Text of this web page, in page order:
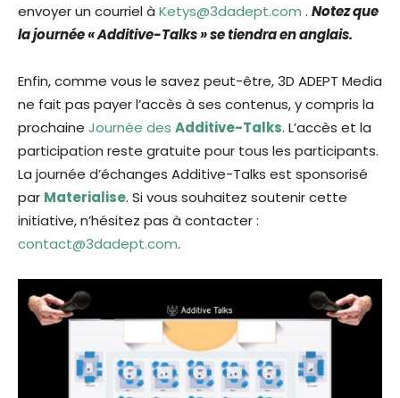
envoyer un courriel à Ketys@3dadept.com . Notez que
la journée « Additive-Talks » se tiendra en anglais.
Enfin, comme vous le savez peut-être, 3D ADEPT Media
ne fait pas payer l’accès à ses contenus, y compris la
prochaine Journée des Additive-Talks. L’accès et la
participation reste gratuite pour tous les participants.
La journée d’échanges Additive-Talks est sponsorisé
par Materialise. Si vous souhaitez soutenir cette
initiative, n’hésitez pas à contacter :
contact@3dadept.com.